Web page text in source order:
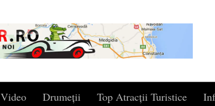
Video Drumeții Top Atracții Turistice